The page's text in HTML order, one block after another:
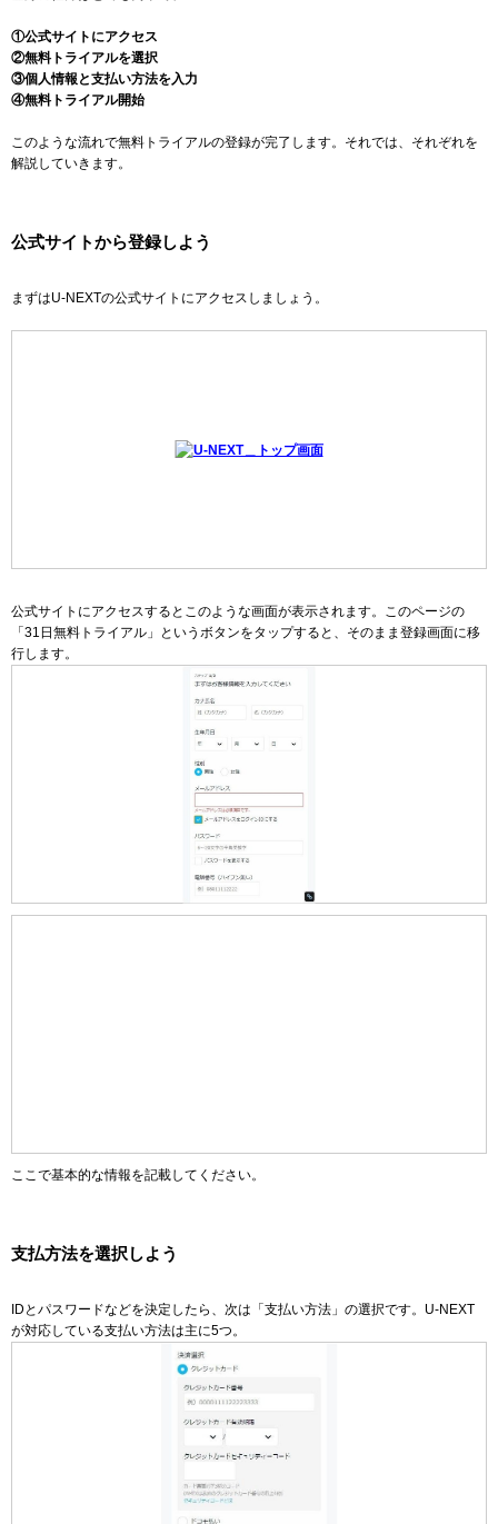
①公式サイトにアクセス
②無料トライアルを選択
③個人情報と支払い方法を入力
④無料トライアル開始
このような流れで無料トライアルの登録が完了します。それでは、それぞれを
解説していきます。
公式サイトから登録しよう
まずはU-NEXTの公式サイトにアクセスしましょう。
公式サイトにアクセスするとこのような画面が表示されます。このページの
「31日無料トライアル」というボタンをタップすると、そのまま登録画面に移
行します。
ここで基本的な情報を記載してください。
支払方法を選択しよう
IDとパスワードなどを決定したら、次は「支払い方法」の選択です。U-NEXT
が対応している支払い方法は主に5つ。